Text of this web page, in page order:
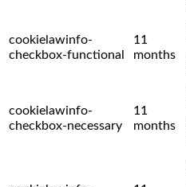
cookielawinfo-
checkbox-functional
11
months
cookielawinfo-
checkbox-necessary
11
months